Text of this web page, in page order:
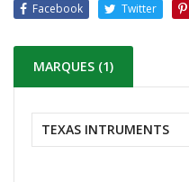
Facebook Twitter
MARQUES (1)
TEXAS INTRUMENTS